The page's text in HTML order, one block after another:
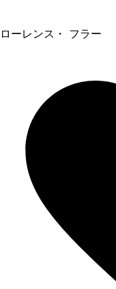
ローレンス・ フラー